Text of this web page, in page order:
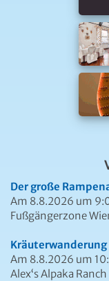
Der große
Am 8.8.2026 um
Fußgängerzone
Kräuterwanderung
Am 8.8.2026 um
Alex‘s Alpaka Ranch